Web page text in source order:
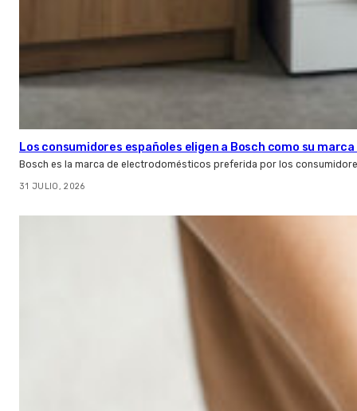
Los consumidores españoles eligen a Bosch como su
Bosch es la marca de electrodomésticos preferida por los
31 JULIO, 2026